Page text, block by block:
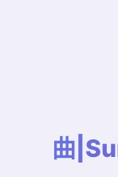
曲